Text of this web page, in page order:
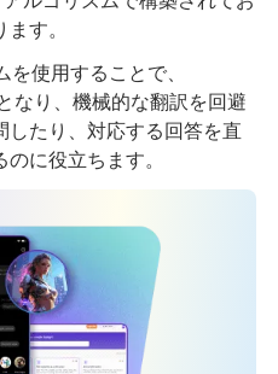
す。
使用することで、
り、機械的な翻訳を回避
したり、対応する回答を直
に役立ちます。